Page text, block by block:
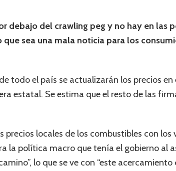
debajo del crawling peg y no hay en las
sea una mala noticia para los
todo el país se actualizarán los precios
estatal. Se estima que el resto de las
precios locales de los combustibles con
la política macro que tenía el gobierno al
lo que se ve con “este